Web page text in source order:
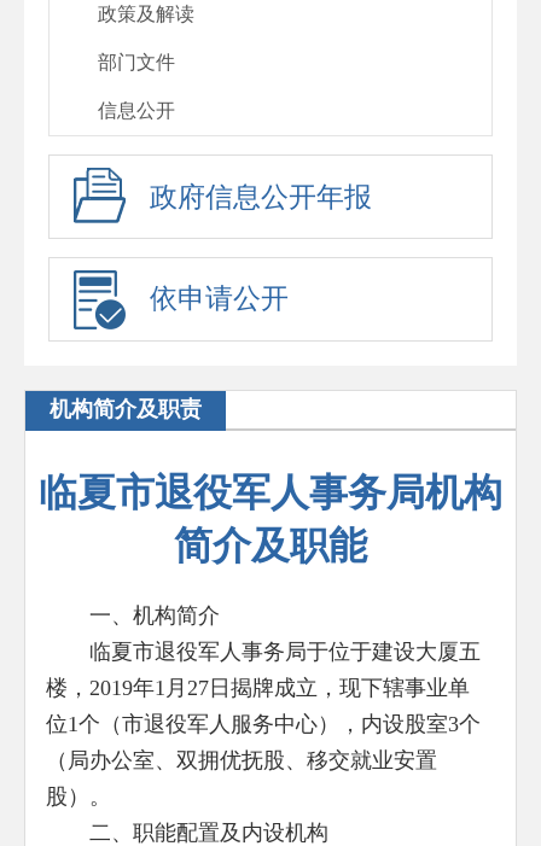
政策及解读
部门文件
信息公开
政府信息公开年报
依申请公开
机构简介及职责
临夏市退役军人事务局机构
简介及职能
一、机构简介
临夏市退役军人事务局于位于建设大厦五
楼，2019年1月27日揭牌成立，现下辖事业单
位1个（市退役军人服务中心），内设股室3个
（局办公室、双拥优抚股、移交就业安置
股）。
二、职能配置及内设机构